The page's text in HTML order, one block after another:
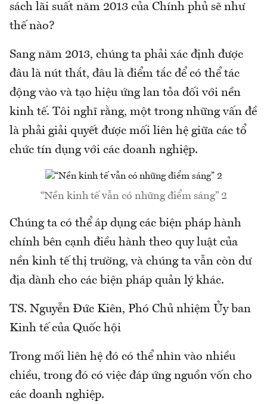
sách lãi suất năm 2013 của Chính phủ sẽ như
thế nào?
Sang năm 2013, chúng ta phải xác định được
đâu là nút thắt, đâu là điểm tắc để có thể tác
động vào và tạo hiệu ứng lan tỏa đối với nền
kinh tế. Tôi nghĩ rằng, một trong những vấn đề
là phải giải quyết được mối liên hệ giữa các tổ
chức tín dụng với các doanh nghiệp.
“Nền kinh tế vẫn có những điểm sáng” 2
Chúng ta có thể áp dụng các biện pháp hành
chính bên cạnh điều hành theo quy luật của
nền kinh tế thị trường, và chúng ta vẫn còn dư
địa dành cho các biện pháp quản lý khác.
TS. Nguyễn Đức Kiên, Phó Chủ nhiệm Ủy ban
Kinh tế của Quốc hội
Trong mối liên hệ đó có thể nhìn vào nhiều
chiều, trong đó có việc đáp ứng nguồn vốn cho
các doanh nghiệp.